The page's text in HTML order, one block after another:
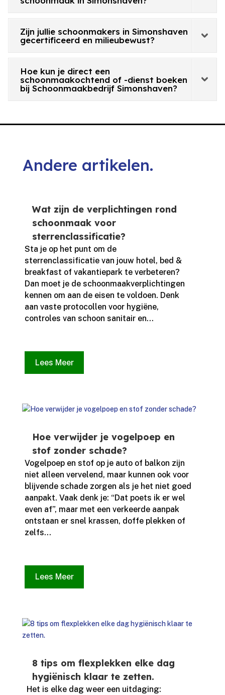
Zijn jullie schoonmakers in Simonshaven
gecertificeerd en milieubewust?
Hoe kun je direct een
schoonmaakochtend of -dienst boeken
bij Schoonmaakbedrijf Simonshaven?
Andere artikelen.
Wat zijn de verplichtingen rond
schoonmaak voor
sterrenclassificatie?
Sta je op het punt om de
sterrenclassificatie van jouw hotel, bed &
breakfast of vakantiepark te verbeteren?
Dan moet je de schoonmaakverplichtingen
kennen om aan de eisen te voldoen.​ Denk
aan vaste protocollen voor hygiëne,
controles van schoon sanitair en...
Lees Meer
Hoe verwijder je vogelpoep en
stof zonder schade?
Vogelpoep en stof op je auto of balkon zijn
niet alleen vervelend, maar kunnen ook voor
blijvende schade zorgen als je het niet goed
aanpakt.​ Vaak denk je: “Dat poets ik er wel
even af”, maar met een verkeerde aanpak
ontstaan er snel krassen, doffe plekken of
zelfs...
Lees Meer
8 tips om flexplekken elke dag
hygiënisch klaar te zetten.
​ Het is elke dag weer een uitdaging: